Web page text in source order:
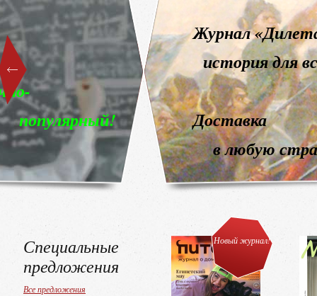
Журнал «Дилетант» —
история для всей семьи!
Доставка
в любую страну мира!
Специальные
предложения
Все предложения
Новый журнал!